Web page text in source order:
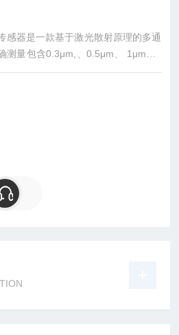
感器是一款基于激光散射原理的多通
测量包含0.3μm,、0.5μm、 1μm、3
的6种粒径。通过标准RS485接口和
。在多种无尘场合，实现7*24小时全
险，减少成本。